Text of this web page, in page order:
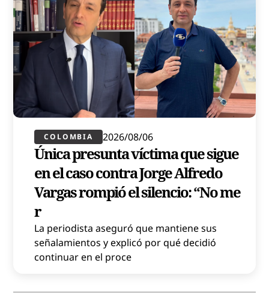
COLOMBIA 2026/08/06
Única presunta víctima que sigue
en el caso contra Jorge Alfredo
Vargas rompió el silencio: “No me
r
La periodista aseguró que mantiene sus
señalamientos y explicó por qué decidió
continuar en el proce